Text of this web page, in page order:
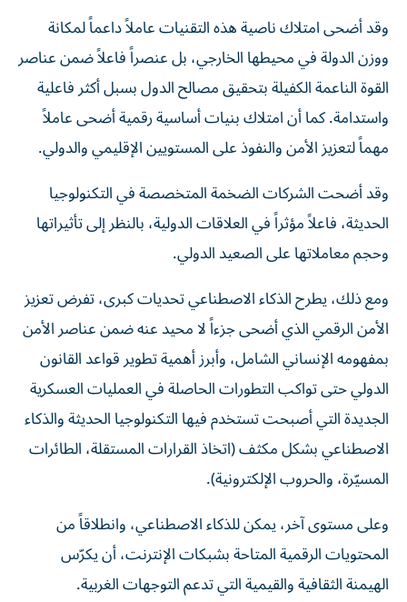
وقد أضحى امتلاك ناصية هذه التقنيات عاملاً داعماً لمكانة
ووزن الدولة في محيطها الخارجي، بل عنصراً فاعلاً ضمن عناصر
القوة الناعمة الكفيلة بتحقيق مصالح الدول بسبل أكثر فاعلية
واستدامة. كما أن امتلاك بنيات أساسية رقمية أضحى عاملاً
مهماً لتعزيز الأمن والنفوذ على المستويين الإقليمي والدولي.
وقد أضحت الشركات الضخمة المتخصصة في التكنولوجيا
الحديثة، فاعلاً مؤثراً في العلاقات الدولية، بالنظر إلى تأثيراتها
وحجم معاملاتها على الصعيد الدولي.
ومع ذلك، يطرح الذكاء الاصطناعي تحديات كبرى، تفرض تعزيز
الأمن الرقمي الذي أضحى جزءاً لا محيد عنه ضمن عناصر الأمن
بمفهومه الإنساني الشامل، وأبرز أهمية تطوير قواعد القانون
الدولي حتى تواكب التطورات الحاصلة في العمليات العسكرية
الجديدة التي أصبحت تستخدم فيها التكنولوجيا الحديثة والذكاء
الاصطناعي بشكل مكثف (اتخاذ القرارات المستقلة، الطائرات
المسيّرة، والحروب الإلكترونية).
وعلى مستوى آخر، يمكن للذكاء الاصطناعي، وانطلاقاً من
المحتويات الرقمية المتاحة بشبكات الإنترنت، أن يكرّس
الهيمنة الثقافية والقيمية التي تدعم التوجهات الغربية.